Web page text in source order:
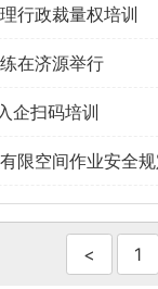
行政裁量权培训
在济源举行
企扫码培训
限空间作业安全
< 1